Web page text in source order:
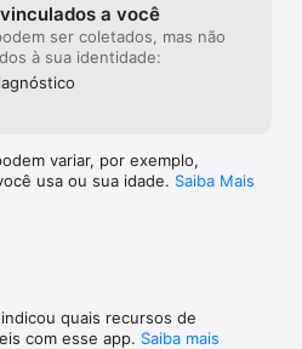
a você
ser coletados, mas não
à sua identidade:
variar, por exemplo,
usa ou sua idade. Saiba Mais
quais recursos de
com esse app. Saiba mais